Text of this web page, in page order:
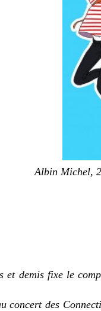
Albin Michel,
demis fixe le
concert des